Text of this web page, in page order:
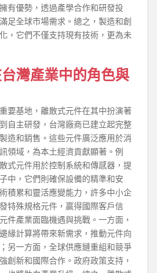
有優勢，透過產學合作和研發投
足全球市場需求。總之，製造和創
，它們不僅支持現有技術，更為未
灣產業中的角色與
要基地，離散式元件在其中扮演著
自主研發，台灣廠商已建立起完整
造和銷售。這些元件廣泛應用於消
領域，為本土經濟貢獻顯著。例
式元件用於控制系統和傳感器，提
中，它們則確保設備的精準和安
積累和靈活應變能力，許多中小企
特殊規格元件，贏得國際客戶信
件產業面臨機遇與挑戰。一方面，
緣計算將帶來新需求，推動元件向
另一方面，全球供應鏈重組和競爭
創新和國際合作。政府政策支持，